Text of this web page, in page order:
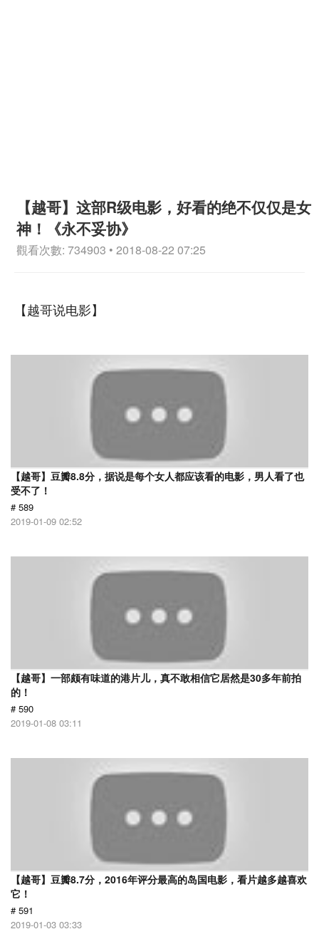
【越哥】这部R级电影，好看的绝不仅仅是女
神！《永不妥协》
觀看次數: 734903 • 2018-08-22 07:25
【越哥说电影】
【越哥】豆瓣8.8分，据说是每个女人都应该看的电影，男人看了也
受不了！
# 589
2019-01-09 02:52
【越哥】一部颇有味道的港片儿，真不敢相信它居然是30多年前拍
的！
# 590
2019-01-08 03:11
【越哥】豆瓣8.7分，2016年评分最高的岛国电影，看片越多越喜欢
它！
# 591
2019-01-03 03:33